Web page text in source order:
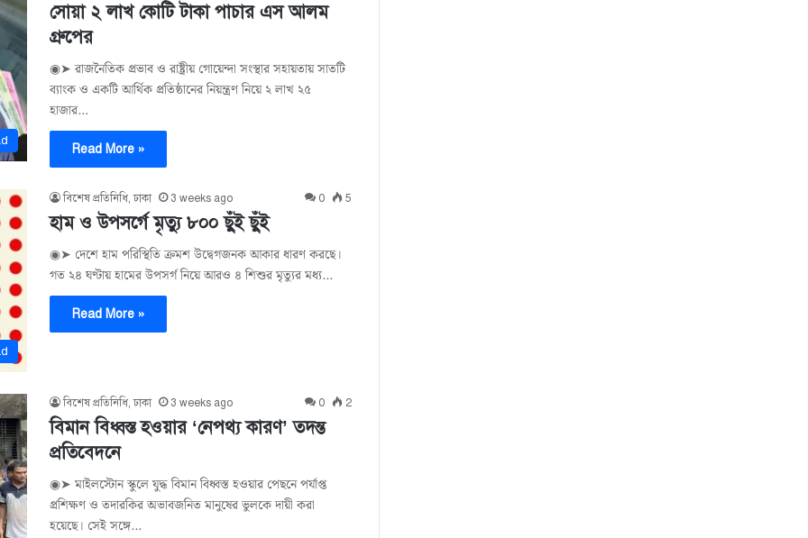
সোয়া ২ লাখ কোটি টাকা পাচার এস আলম
গ্রুপের
◉➤ রাজনৈতিক প্রভাব ও রাষ্ট্রীয় গোয়েন্দা সংস্থার সহায়তায় সাতটি
ব্যাংক ও একটি আর্থিক প্রতিষ্ঠানের নিয়ন্ত্রণ নিয়ে ২ লাখ ২৫
হাজার…
Read More »
বিশেষ প্রতিনিধি, ঢাকা 3 weeks ago 0 5
হাম ও উপসর্গে মৃত্যু ৮০০ ছুঁই ছুঁই
◉➤ দেশে হাম পরিস্থিতি ক্রমশ উদ্বেগজনক আকার ধারণ করছে।
গত ২৪ ঘণ্টায় হামের উপসর্গ নিয়ে আরও ৪ শিশুর মৃত্যুর মধ্য…
Read More »
বিশেষ প্রতিনিধি, ঢাকা 3 weeks ago 0 2
বিমান বিধ্বস্ত হওয়ার ‌‘নেপথ্য কারণ’ তদন্ত
প্রতিবেদনে
◉➤ মাইলস্টোন স্কুলে যুদ্ধ বিমান বিধ্বস্ত হওয়ার পেছনে পর্যাপ্ত
প্রশিক্ষণ ও তদারকির অভাবজনিত মানুষের ভুলকে দায়ী করা
হয়েছে। সেই সঙ্গে…